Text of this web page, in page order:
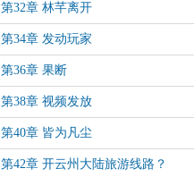
第32章 林芊离开
第34章 发动玩家
第36章 果断
第38章 视频发放
第40章 皆为凡尘
第42章 开云州大陆旅游线路？